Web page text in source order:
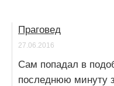
Праговед
27.06.2016
Сам попадал в
последнюю минуту